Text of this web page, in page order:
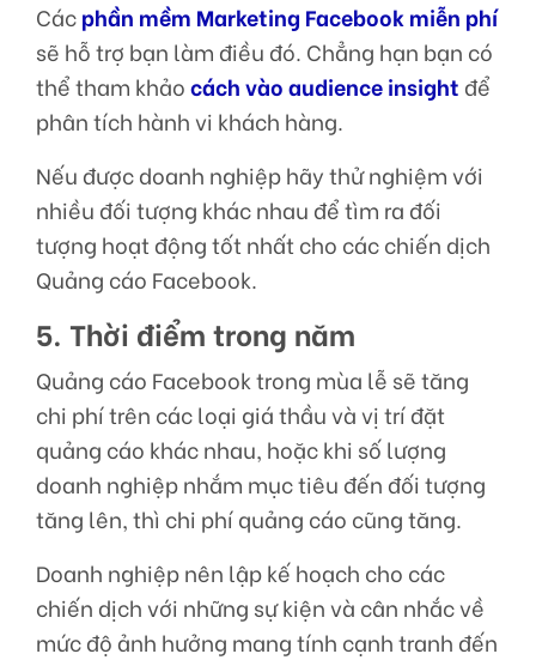
Cácphần mềm Marketing Facebook miễn phí
sẽ hỗ trợ bạn làm điều đó. Chẳng hạn bạn có
thể tham khảocách vào audience insight để
phân tích hành vi khách hàng.
Nếu được doanh nghiệp hãy thử nghiệm với
nhiều đối tượng khác nhau để tìm ra đối
tượng hoạt động tốt nhất cho các chiến dịch
Quảng cáo Facebook.
5. Thời điểm trong năm
Quảng cáo Facebook trong mùa lễ sẽ tăng
chi phí trên các loại giá thầu và vị trí đặt
quảng cáo khác nhau, hoặc khi số lượng
doanh nghiệp nhắm mục tiêu đến đối tượng
tăng lên, thì chi phí quảng cáo cũng tăng.
Doanh nghiệp nên lập kế hoạch cho các
chiến dịch với những sự kiện và cân nhắc về
mức độ ảnh hưởng mang tính cạnh tranh đến